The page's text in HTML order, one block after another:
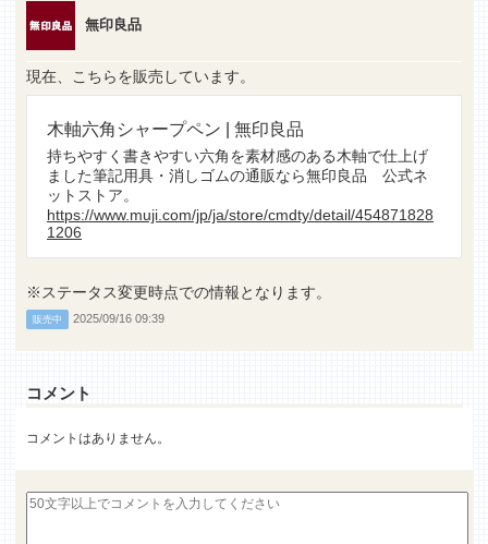
無印良品
現在、こちらを販売しています。
木軸六角シャープペン | 無印良品
持ちやすく書きやすい六角を素材感のある木軸で仕上げ
ました筆記用具・消しゴムの通販なら無印良品 公式ネ
ットストア。
https://www.muji.com/jp/ja/store/cmdty/detail/454871828
1206
※ステータス変更時点での情報となります。
販売中 2025/09/16 09:39
コメント
コメントはありません。